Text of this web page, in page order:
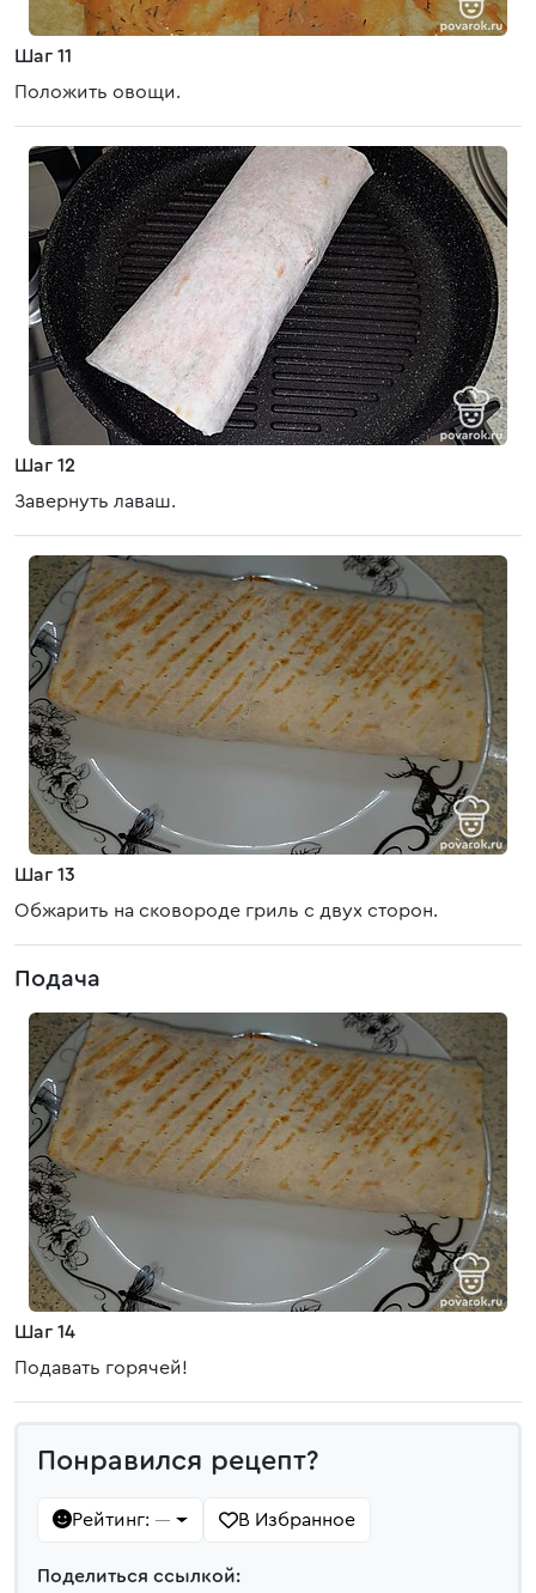
Шаг 11
Положить овощи.
Шаг 12
Завернуть лаваш.
Шаг 13
Обжарить на сковороде гриль с двух сторон.
Подача
Шаг 14
Подавать горячей!
Понравился рецепт?
Рейтинг: — В Избранное
Поделиться ссылкой: